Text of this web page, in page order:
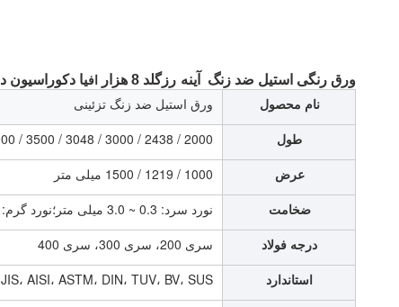
ورق رنگی استیل ضد زنگ آینه رزگلد 8 هزار افیا دکوراسیون
نام محصول
ورق استیل ضد زنگ تزئینی
طول
2000 / 2438 / 3000 / 3048 / 3500 / 4000 / 5800mm/6000mm/12000mm/یا در صورت نیاز.
عرض
1000 / 1219 / 1500 میلی متر
ضخامت
نورد سرد: 0.3 ~ 3.0 میلی متر؛نورد گرم: 3.0 ~ 120 میلی متر
درجه فولاد
سری 200، سری 300، سری 400
استاندارد
JIS، AISI، ASTM، DIN، TUV، BV، SUS، و غیره